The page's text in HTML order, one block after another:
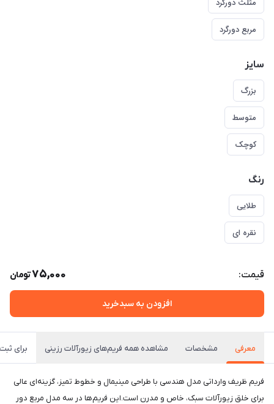
مثلث دورگرد
مربع دورگرد
سایز
بزرگ
متوسط
کوچک
رنگ
طلایی
نقره ای
قیمت: 75,000تومان
افزودن به سبدخرید
معرفی مشخصات مشاهده همه فریم‌های زیورآلات رزینی برای
فریم ظریف وارداتی مدل هندسی با طراحی مینیمال و خطوط تمیز، گزینه‌ای عالی
برای خلق زیورآلات سبک، خاص و مدرن است.این فریم‌ها در سه مدل مربع دور